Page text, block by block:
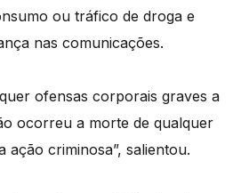
ou tráfico de droga e
nas comunicações.
ofensas corporais graves a
ocorreu a morte de qualquer
ação criminosa”, salientou.